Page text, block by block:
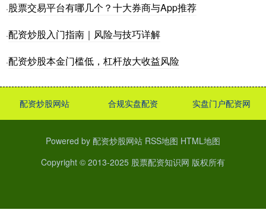
·股票交易平台有哪几个？十大券商与App推荐
·配资炒股入门指南｜风险与技巧详解
·配资炒股本金门槛低，杠杆放大收益风险
配资炒股网站 合规实盘配资 实盘门户配资网
Powered by 配资炒股网站 RSS地图 HTML地图
Copyright © 2013-2025 股票配资知识网 版权所有